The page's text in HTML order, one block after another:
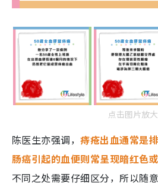
点击图片放大
陈医生亦强调，痔疮出血通常是
肠癌引起的血便则常呈现暗红色
不同之处需要仔细区分，所以随